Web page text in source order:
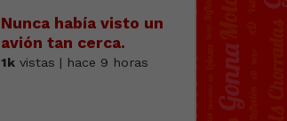
Nunca había visto un
avión tan cerca.
1kvistas | hace 9 horas